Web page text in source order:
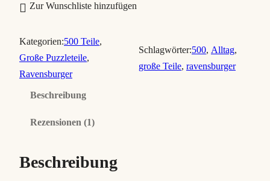
e
B
a
d
Zur Wunschliste hinzufügen
Kategorien:500 Teile,
Große Puzzleteile,
Ravensburger
Schlagwörter:500, Alltag,
große Teile, ravensburger
Beschreibung
Rezensionen (1)
Beschreibung